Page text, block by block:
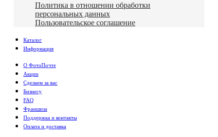
Политика в отношении обработки
персональных данных
Пользовательское соглашение
Каталог
Информация
О ФотоПочте
Акции
Сделаем за вас
Бизнесу
FAQ
Франшиза
Поддержка и контакты
Оплата и доставка